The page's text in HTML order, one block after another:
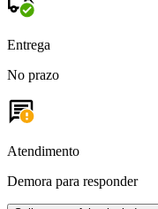
Entrega
No prazo
Atendimento
Demora para responder